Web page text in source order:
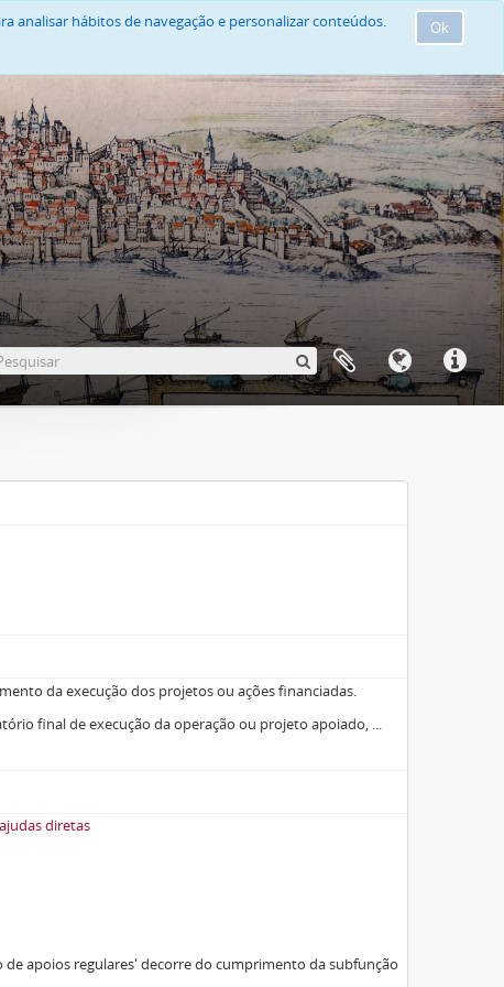
Ok
analisar hábitos de navegação e personalizar conteúdos.
da execução dos projetos ou ações financiadas.
final de execução da operação ou projeto apoiado, ...
diretas
apoios regulares' decorre do cumprimento da subfunção